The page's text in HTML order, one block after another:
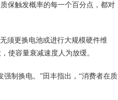
保触发概率的每一个百分点，都对
须更换电池或进行大规模硬件维
使容量衰减速度人为放缓。
制换电。”田丰指出，“消费者在质